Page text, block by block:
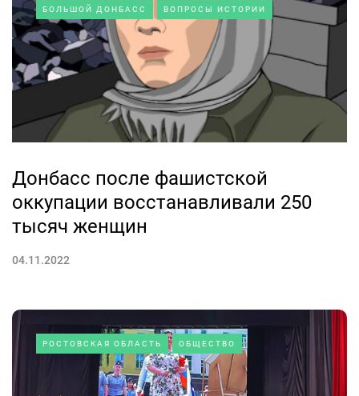
БОЛЬШОЙ ДОНБАСС ВОПРОСЫ ИСТОРИИ
Донбасс после фашистской
оккупации восстанавливали 250
тысяч женщин
04.11.2022
РОСТОВСКАЯ ОБЛАСТЬ ОБЩЕСТВО